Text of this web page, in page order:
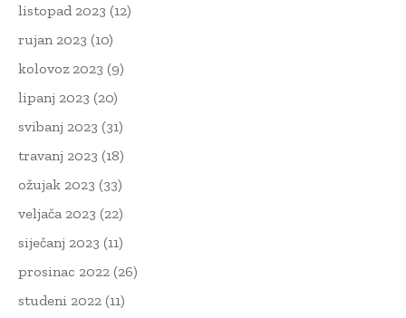
listopad 2023 (12)
rujan 2023 (10)
kolovoz 2023 (9)
lipanj 2023 (20)
svibanj 2023 (31)
travanj 2023 (18)
ožujak 2023 (33)
veljača 2023 (22)
siječanj 2023 (11)
prosinac 2022 (26)
studeni 2022 (11)